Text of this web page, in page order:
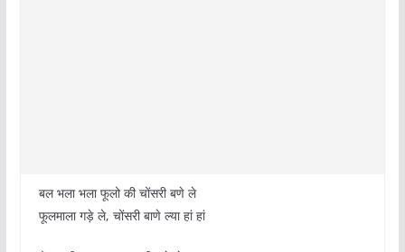
बल भला भला फूलो की चोंसरी बणे ले
फूलमाला गड़े ले, चोंसरी बाणे ल्या हां हां